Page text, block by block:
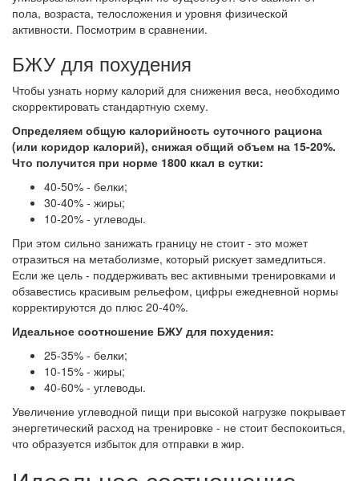
пола, возраста, телосложения и уровня физической
активности. Посмотрим в сравнении.
БЖУ для похудения
Чтобы узнать норму калорий для снижения веса, необходимо
скорректировать стандартную схему.
Определяем общую калорийность суточного рациона
(или коридор калорий), снижая общий объем на 15-20%.
Что получится при норме 1800 ккал в сутки:
40-50% - белки;
30-40% - жиры;
10-20% - углеводы.
При этом сильно занижать границу не стоит - это может
отразиться на метаболизме, который рискует замедлиться.
Если же цель - поддерживать вес активными тренировками и
обзавестись красивым рельефом, цифры ежедневной нормы
корректируются до плюс 20-40%.
Идеальное соотношение БЖУ для похудения:
25-35% - белки;
10-15% - жиры;
40-60% - углеводы.
Увеличение углеводной пищи при высокой нагрузке покрывает
энергетический расход на тренировке - не стоит беспокоиться,
что образуется избыток для отправки в жир.